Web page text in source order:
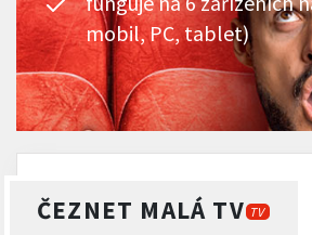
mobil, PC, tablet)
ČEZNET MALÁ TV TV